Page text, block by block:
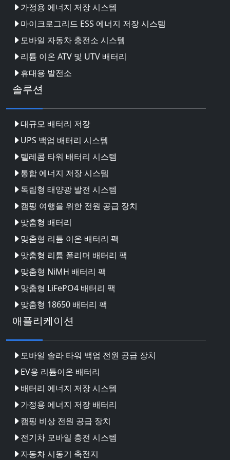
가정용 에너지 저장 시스템
마이크로그리드 ESS 에너지 저장 시스템
모바일 자동차 충전소 시스템
리튬 이온 ATV 및 UTV 배터리
휴대용 발전소
솔루션
대규모 배터리 저장
UPS 백업 배터리 시스템
텔레콤 타워 배터리 시스템
통합 에너지 저장 시스템
독립형 태양광 발전 시스템
캠핑 여행을 위한 전원 공급 장치
맞춤형 배터리
맞춤형 리튬 이온 배터리 팩
맞춤형 리튬 폴리머 배터리 팩
맞춤형 NiMH 배터리 팩
맞춤형 LiFePO4 배터리 팩
맞춤형 18650 배터리 팩
애플리케이션
모바일 솔라 타워 백업 전원 공급 장치
EV용 리튬이온 배터리
배터리 에너지 저장 시스템
가정용 에너지 저장 배터리
캠핑 비상 전원 공급 장치
전기차 모바일 충전 시스템
자동차 시동기 축전지